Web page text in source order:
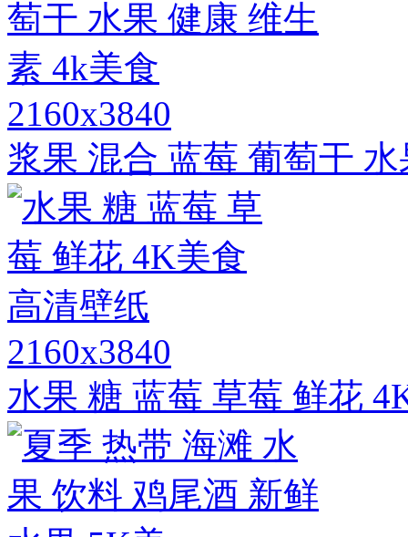
2160x3840
浆果 混合 蓝莓 葡萄干
2160x3840
水果 糖 蓝莓 草莓 鲜花